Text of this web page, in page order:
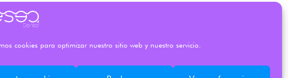
cookies para optimizar nuestro sitio web y nuestro servicio.